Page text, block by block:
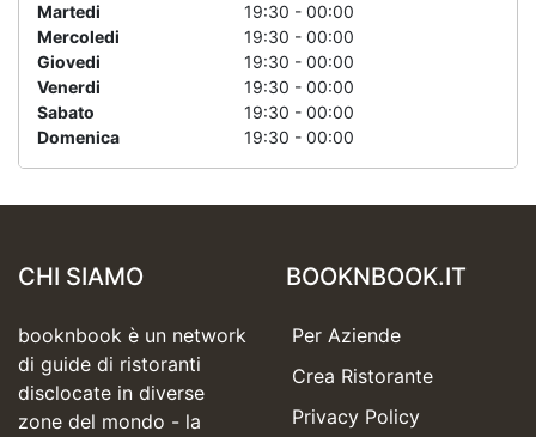
Martedi
19:30 - 00:00
Mercoledi
19:30 - 00:00
Giovedi
19:30 - 00:00
Venerdi
19:30 - 00:00
Sabato
19:30 - 00:00
Domenica
19:30 - 00:00
CHI SIAMO
booknbook è un network
di guide di ristoranti
disclocate in diverse
zone del mondo - la
BOOKNBOOK.IT
Per Aziende
Crea Ristorante
Privacy Policy